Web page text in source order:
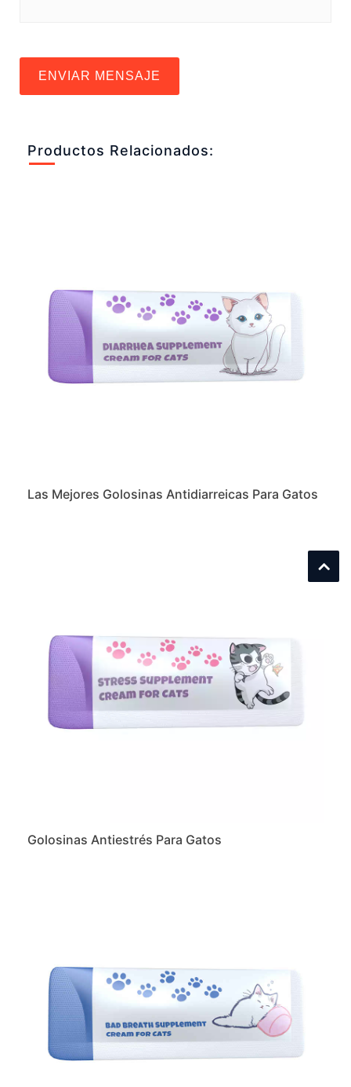
ENVIAR MENSAJE
Productos Relacionados:
Las Mejores Golosinas Antidiarreicas Para Gatos
Golosinas Antiestrés Para Gatos